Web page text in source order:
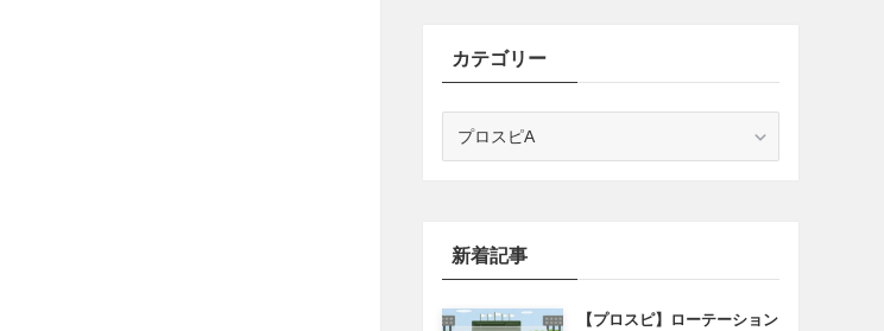
カテゴリー
新着記事
【プロスピ】ローテーション